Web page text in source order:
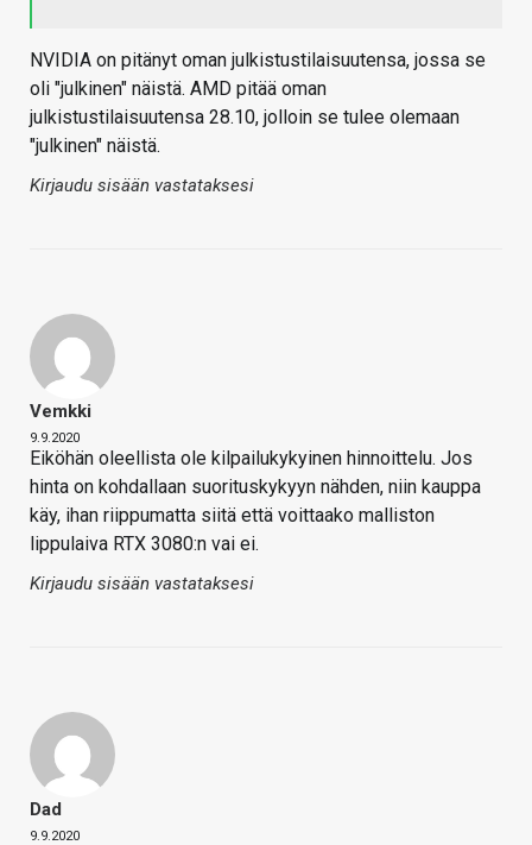
NVIDIA on pitänyt oman julkistustilaisuutensa, jossa se
oli "julkinen" näistä. AMD pitää oman
julkistustilaisuutensa 28.10, jolloin se tulee olemaan
"julkinen" näistä.
Kirjaudu sisään vastataksesi
Vemkki
9.9.2020
Eiköhän oleellista ole kilpailukykyinen hinnoittelu. Jos
hinta on kohdallaan suorituskykyyn nähden, niin kauppa
käy, ihan riippumatta siitä että voittaako malliston
lippulaiva RTX 3080:n vai ei.
Kirjaudu sisään vastataksesi
Dad
9.9.2020